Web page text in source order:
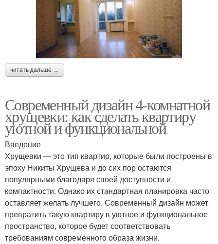
читать дальше →
Современный дизайн 4-комнатной
хрущевки: как сделать квартиру
уютной и функциональной
Введение
Хрущевки — это тип квартир, которые были построены в
эпоху Никиты Хрущева и до сих пор остаются
популярными благодаря своей доступности и
компактности. Однако их стандартная планировка часто
оставляет желать лучшего. Современный дизайн может
превратить такую квартиру в уютное и функциональное
пространство, которое будет соответствовать
требованиям современного образа жизни.